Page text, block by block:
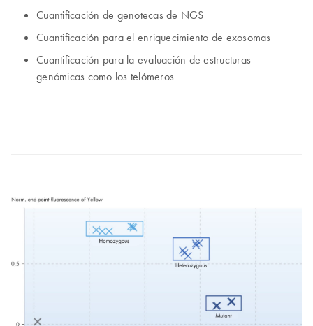
Cuantificación de genotecas de NGS
Cuantificación para el enriquecimiento de exosomas
Cuantificación para la evaluación de estructuras
genómicas como los telómeros